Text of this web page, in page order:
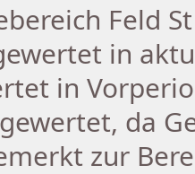
Feld
in
in
da
zur